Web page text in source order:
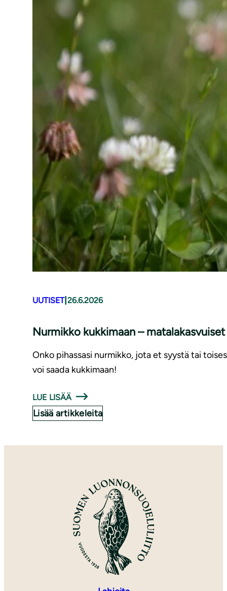
UUTISET| 26.6.2026
Nurmikko kukkimaan –
Onko pihassasi nurmikko, jota et syystä tai
voi saada kukkimaan!
LUE LISÄÄ
Lisää artikkeleita